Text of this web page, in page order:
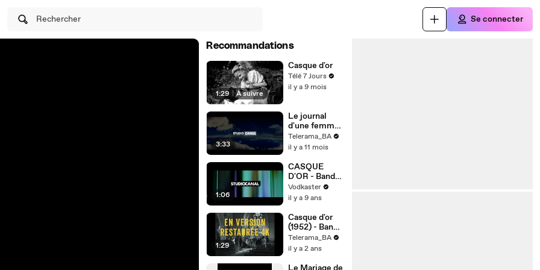
Rechercher Se connecter
Recommandations
1:29 À suivre
Casque d'or
Télé 7 Jours
il y a 9 mois
3:33
Le journal
d'une femme
de chambre
(1964) - Bande
Telerama_BA
il y a 11 mois
1:06
CASQUE
D'OR - Bande-
annonce
Vodkaster
il y a 9 ans
1:29
Casque d'or
(1952) - Bande
annonce
Telerama_BA
il y a 2 ans